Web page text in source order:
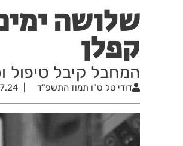
שלושה
קפלן
המחבל קיבל טיפול
דודי טל ט"ו תמוז התשפ"ד | 09:11